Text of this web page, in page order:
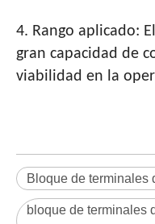
4. Rango aplicado:
gran capacidad de
viabilidad en la
Bloque de terminales
bloque de terminales